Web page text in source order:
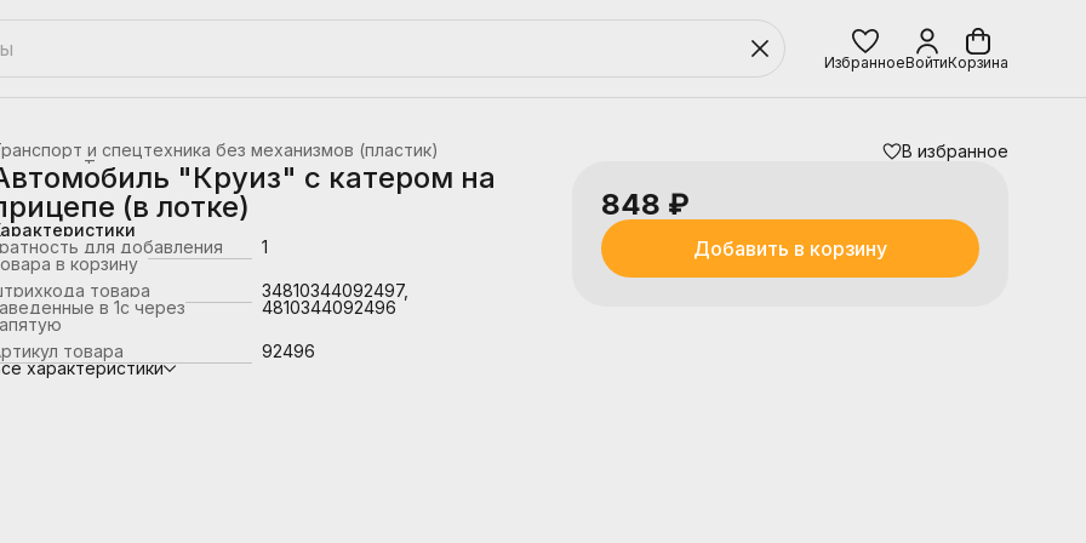
ИзбранноеВойтиКорзина
и спецтехника без механизмов (пластик)
Транспорт
›
"Круиз" с катером на
(в лотке)
для добавления
в корзину
1
товара
в 1с через
34810344092497,
4810344092496
товара
92496
характеристики
В избранное
848 ₽
Добавить в корзину